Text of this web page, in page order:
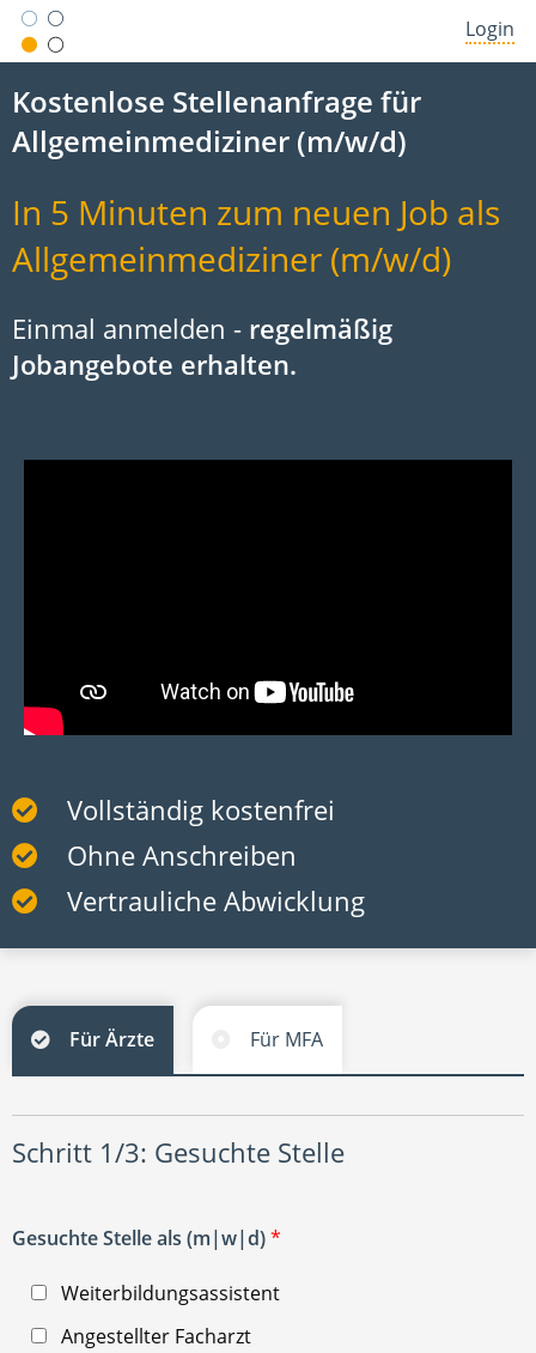
Login
Kostenlose Stellenanfrage für
Allgemeinmediziner (m/w/d)
In 5 Minuten zum neuen Job als
Allgemeinmediziner (m/w/d)
Einmal anmelden - regelmäßig
Jobangebote erhalten.
Vollständig kostenfrei
Ohne Anschreiben
Vertrauliche Abwicklung
Für Ärzte Für MFA
Schritt 1/3: Gesuchte Stelle
Gesuchte Stelle als (m|w|d)*
Weiterbildungsassistent
Angestellter Facharzt